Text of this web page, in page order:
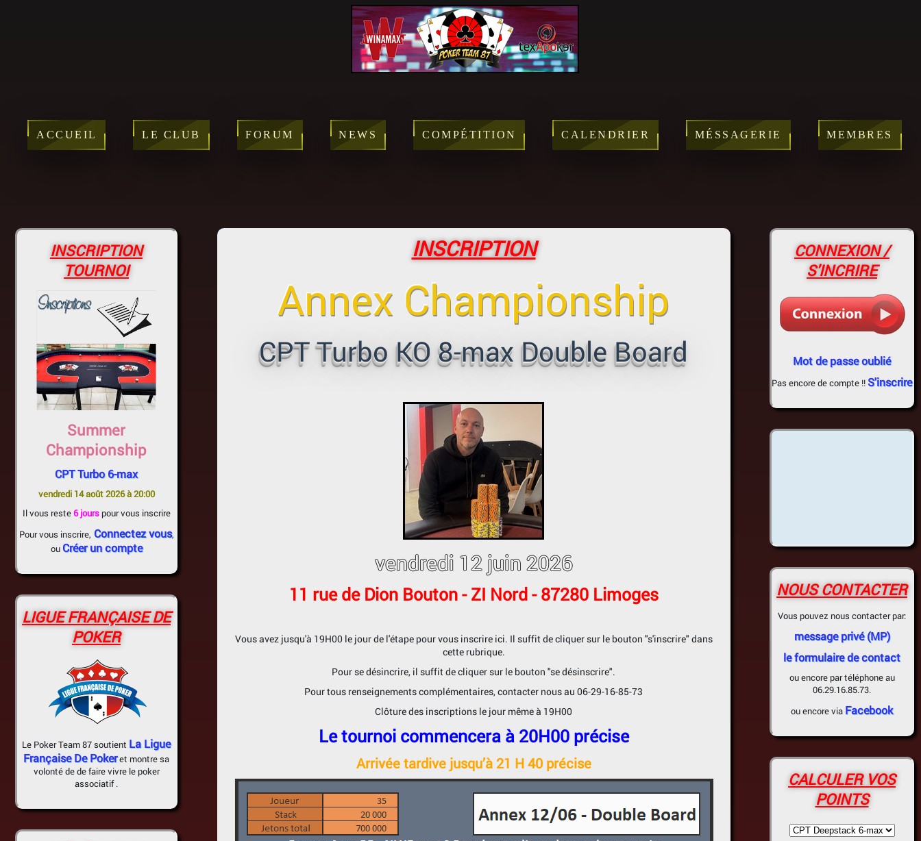
ACCUEIL LE CLUB FORUM NEWS COMPÉTITION CALENDRIER MÉSSAGERIE MEMBRES
INSCRIPTION
TOURNOI
Summer
Championship
CPT Turbo 6-max
vendredi 14 août 2026 à 20:00
Il vous reste6 jourspour vous inscrire
Pour vous inscrire, Connectez vous,
ou Créer un compte
LIGUE FRANÇAISE DE
POKER
Le Poker Team 87 soutient La Ligue
Française De Pokeret montre sa
volonté de de faire vivre le poker
associatif .
INSCRIPTION
Annex Championship
CPT Turbo KO 8-max Double Board
vendredi 12 juin 2026
11 rue de Dion Bouton - ZI Nord - 87280 Limoges
Vous avez jusqu'à 19H00 le jour de l'étape pour vous inscrire ici. Il suffit de cliquer sur le bouton "s'inscrire" dans
cette rubrique.
Pour se désincrire, il suffit de cliquer sur le bouton "se désinscrire".
Pour tous renseignements complémentaires, contacter nous au 06-29-16-85-73
Clôture des inscriptions le jour même à 19H00
Le tournoi commencera à 20H00 précise
Arrivée tardive jusqu’à 21 H 40 précise
CONNEXION /
S'INCRIRE
Mot de passe oublié
Pas encore de compte !!S'inscrire
NOUS CONTACTER
Vous pouvez nous contacter par:
message privé (MP)
le formulaire de contact
ou encore par téléphone au
06.29.16.85.73.
ou encore via Facebook
CALCULER VOS
POINTS